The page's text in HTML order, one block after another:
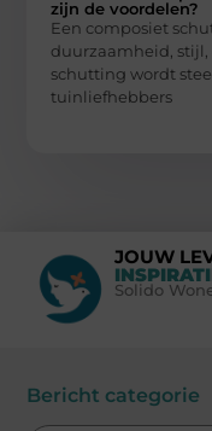
zijn de voordelen?
Een composiet
duurzaamheid,
schutting wordt
tuinliefhebbers
JOUW
Solido
Bericht categorie